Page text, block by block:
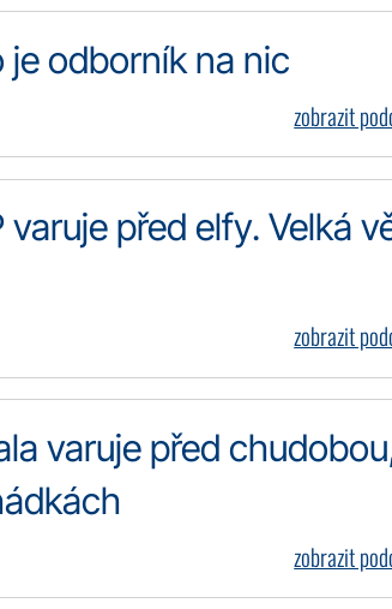
odborník na nic
zobrazit
před elfy. Velká
zobrazit
varuje před
zobrazit